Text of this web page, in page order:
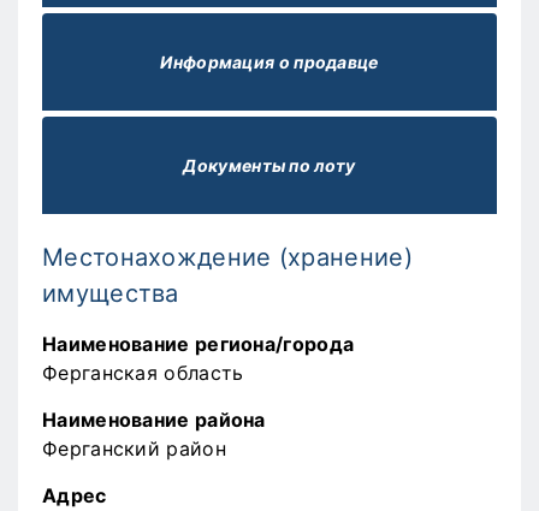
Информация о продавце
Документы по лоту
Местонахождение (хранение)
имущества
Наименование региона/города
Ферганская область
Наименование района
Ферганский район
Адрес